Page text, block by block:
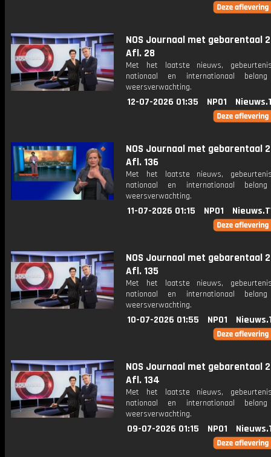
NOS Journaal met gebarentaal
Afl. 28
Met het laatste nieuws,
nationaal en internationaal
weersverwachting.
12-07-2026 01:35 NPO1
NOS Journaal met gebarentaal
Afl. 136
Met het laatste nieuws,
nationaal en internationaal
weersverwachting.
11-07-2026 01:15 NPO1
NOS Journaal met gebarentaal
Afl. 135
Met het laatste nieuws,
nationaal en internationaal
weersverwachting.
10-07-2026 01:55 NPO1
NOS Journaal met gebarentaal
Afl. 134
Met het laatste nieuws,
nationaal en internationaal
weersverwachting.
09-07-2026 01:15 NPO1